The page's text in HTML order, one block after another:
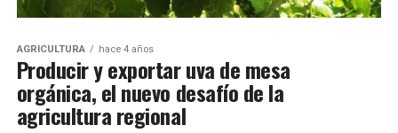
AGRICULTURA hace 4 años
Producir y exportar uva de mesa
orgánica, el nuevo desafío de la
agricultura regional